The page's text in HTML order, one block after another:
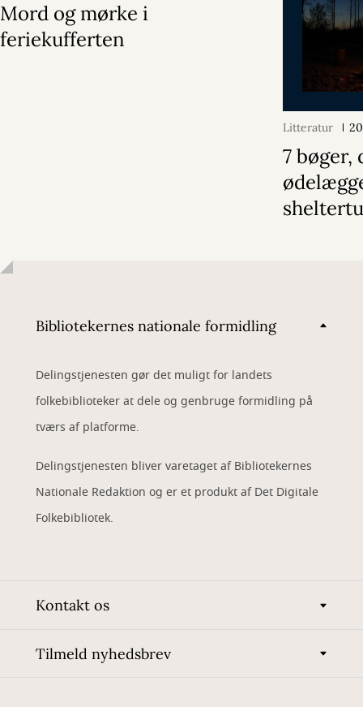
Mord og mørke i
feriekufferten
Litteratur
7 bøger,
Bibliotekernes nationale formidling
Delingstjenesten gør det muligt for landets
folkebiblioteker at dele og genbruge formidling på
tværs af platforme.
Delingstjenesten bliver varetaget af Bibliotekernes
Nationale Redaktion og er et produkt af Det Digitale
Folkebibliotek.
Kontakt os
Tilmeld nyhedsbrev